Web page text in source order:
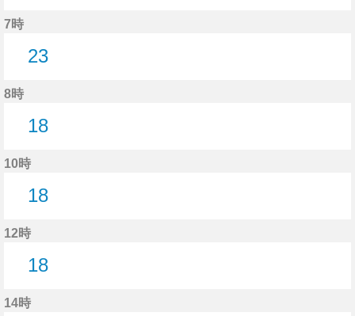
7時
23
8時
18
10時
18
12時
18
14時